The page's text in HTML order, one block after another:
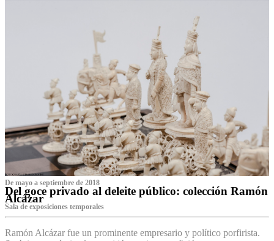
De mayo a septiembre de 2018
Del goce privado al deleite público: colección Ramón
Alcázar
Sala de exposiciones temporales
Ramón Alcázar fue un prominente empresario y político porfirista.